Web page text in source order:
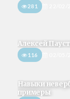
281
Алексей
116
Навыки
примеры